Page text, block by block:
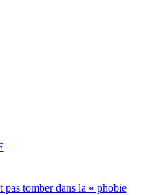
pas tomber dans la « phobie